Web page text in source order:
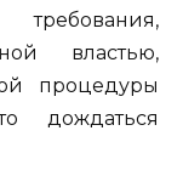
властью,
процедуры
дождаться